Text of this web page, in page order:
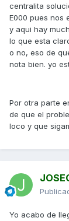
centralita
E000 pues nos
y aqui hay
lo que esta
o no, eso de
nota bien. yo
Por otra parte
de que el
loco y que
Yo acabo de